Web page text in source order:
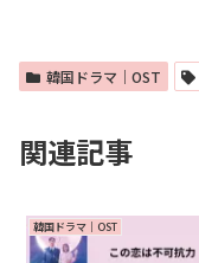
韓国ドラマ｜OST
関連記事
韓国ドラマ｜OST